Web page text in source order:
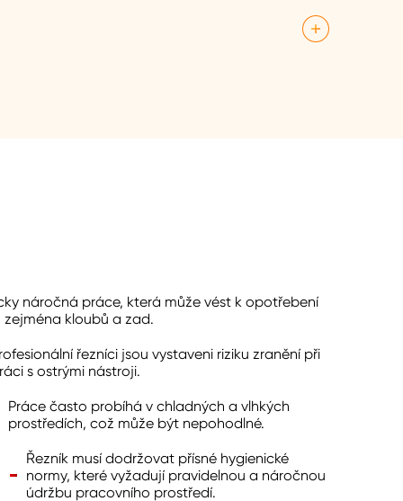
dalších masných produktů.
náročná práce, která může vést k opotřebení
zejména kloubů a zad.
řezníci jsou vystaveni riziku zranění při
s ostrými nástroji.
Práce často probíhá v chladných a vlhkých
prostředích, což může být nepohodlné.
Řezník musí dodržovat přísné hygienické
normy, které vyžadují pravidelnou a náročnou
údržbu pracovního prostředí.